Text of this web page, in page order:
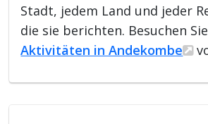
Stadt, jedem Land und jeder
die sie berichten. Besuchen Sie
Aktivitäten in Andekombe